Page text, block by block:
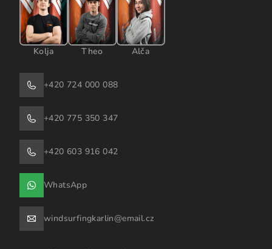
Kolja Theo Alča
+420 724 000 088
+420 775 350 347
+420 603 916 042
WhatsApp
windsurfingkarlin@email.cz